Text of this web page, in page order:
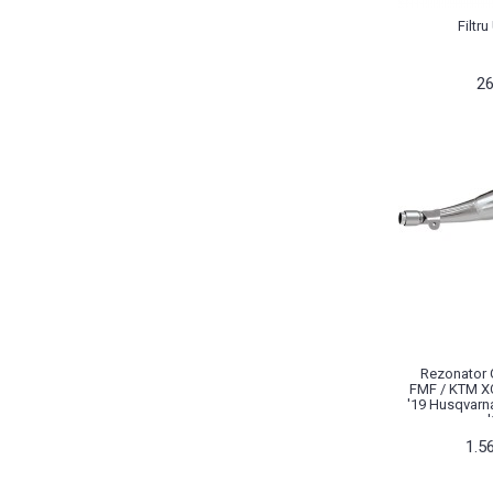
Filtru
Rezonator
FMF / KTM
'19